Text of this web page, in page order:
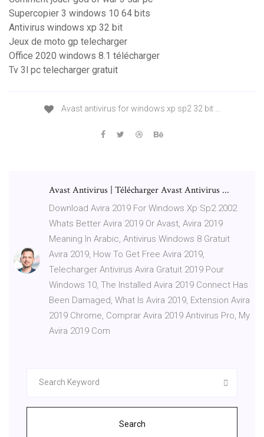
Supercopier 3 windows 10 64 bits
Antivirus windows xp 32 bit
Jeux de moto gp telecharger
Office 2020 windows 8.1 télécharger
Tv 3l pc telecharger gratuit
Avast antivirus for windows xp sp2 32 bit …
Avast Antivirus | Télécharger Avast Antivirus ...
Download Avira 2019 For Windows Xp Sp2 2002
Whats Better Avira 2019 Or Avast, Avira 2019
Meaning In Arabic, Antivirus Windows 8 Gratuit
Avira 2019, How To Get Free Avira 2019,
Telecharger Antivirus Avira Gratuit 2019 Pour
Windows 10, The Installed Avira 2019 Connect Has
Been Damaged, What Is Avira 2019, Extension Avira
2019 Chrome, Comprar Avira 2019 Antivirus Pro, My
Avira 2019 Com
Search